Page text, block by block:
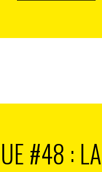
#48 :